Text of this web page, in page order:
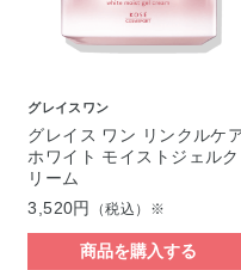
グレイスワン
グレイス ワン リンクルケ
ホワイト モイストジェルク
リーム
3,520円
（税込）※
商品を購入する